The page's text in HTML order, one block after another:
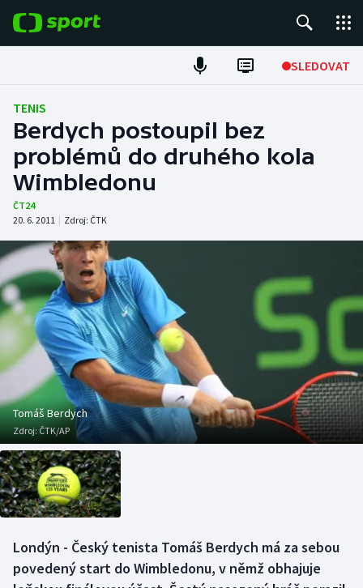
SLEDOVAT
Fotbal
Hokej
Tenis
Atletika
Cyklistika
DALŠÍ SPORTY
Americký fotbal
Baseball a softbal
Basketbal
Biatlon
Boby a skeleton
Curling
NEPŘEHLÉDNĚTE
Soutěže
Historické návraty
Aplikace ČT sport
AZ kvíz
TENIS
Berdych postoupil bez
problémů do druhého kola
Wimbledonu
ČT24
20. 6. 2011 | Zdroj: ČTK
Tomáš Berdych
Zdroj:ČTK/AP
Londýn - Český tenista Tomáš Berdych má za sebou
povedený start do Wimbledonu, v němž obhajuje